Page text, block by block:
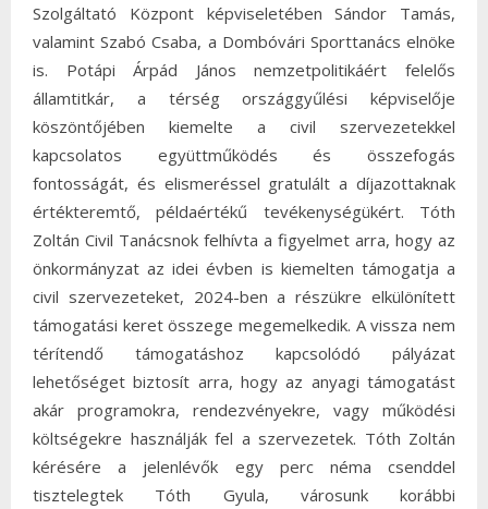
Szolgáltató Központ képviseletében Sándor Tamás,
valamint Szabó Csaba, a Dombóvári Sporttanács elnöke
is. Potápi Árpád János nemzetpolitikáért felelős
államtitkár, a térség országgyűlési képviselője
köszöntőjében kiemelte a civil szervezetekkel
kapcsolatos együttműködés és összefogás
fontosságát, és elismeréssel gratulált a díjazottaknak
értékteremtő, példaértékű tevékenységükért. Tóth
Zoltán Civil Tanácsnok felhívta a figyelmet arra, hogy az
önkormányzat az idei évben is kiemelten támogatja a
civil szervezeteket, 2024-ben a részükre elkülönített
támogatási keret összege megemelkedik. A vissza nem
térítendő támogatáshoz kapcsolódó pályázat
lehetőséget biztosít arra, hogy az anyagi támogatást
akár programokra, rendezvényekre, vagy működési
költségekre használják fel a szervezetek. Tóth Zoltán
kérésére a jelenlévők egy perc néma csenddel
tisztelegtek Tóth Gyula, városunk korábbi